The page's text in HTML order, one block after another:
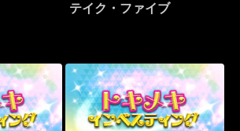
テイク・ファイブ